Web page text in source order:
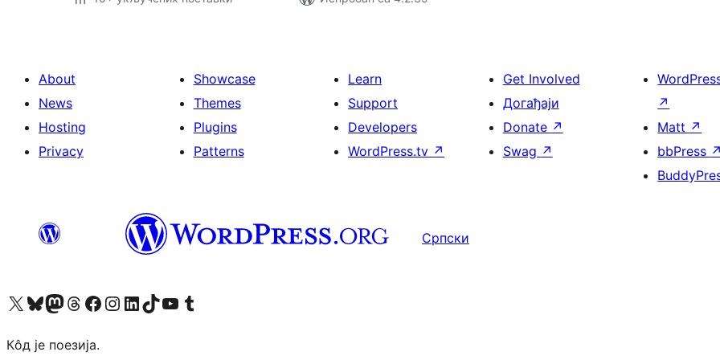
About
News
Hosting
Privacy
Showcase
Themes
Plugins
Patterns
Learn
Support
Developers
WordPress.tv ↗
Get Involved
Догађаји
Donate ↗
Swag ↗
↗
Matt ↗
bbPress ↗
Српски
Visit our X (formerly Twitter) account
Посетите наш Bluesky налог
Visit our Mastodon account
Посетите наш налог на Threads-у Visit our Facebook page
Посетите наш Инстаграм налог
Visit our LinkedIn account
Посетите наш TikTok налог
Visit our YouTube channel
Посетите наш Tumblr налог
Кôд је поезија.